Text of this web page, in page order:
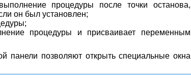
процедуры после точки останова,
он был установлен;
процедуры и присваивает переменным
панели позволяют открыть специальные окна